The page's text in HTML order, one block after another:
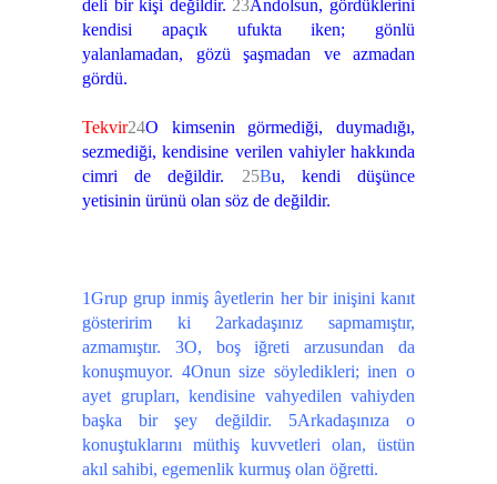
deli bir kişi değildir. 23Andolsun, gördüklerini
kendisi apaçık ufukta iken; gönlü
yalanlamadan, gözü şaşmadan ve azmadan
gördü.
Tekvir24O kimsenin görmediği, duymadığı,
sezmediği, kendisine verilen vahiyler hakkında
cimri de değildir. 25Bu, kendi düşünce
yetisinin ürünü olan söz de değildir.
1Grup grup inmiş âyetlerin her bir inişini kanıt
gösteririm ki 2arkadaşınız sapmamıştır,
azmamıştır. 3O, boş iğreti arzusundan da
konuşmuyor. 4Onun size söyledikleri; inen o
ayet grupları, kendisine vahyedilen vahiyden
başka bir şey değildir. 5Arkadaşınıza o
konuştuklarını müthiş kuvvetleri olan, üstün
akıl sahibi, egemenlik kurmuş olan öğretti.